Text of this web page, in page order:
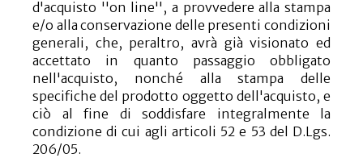
d'acquisto ''on line'', a provvedere alla stampa
e/o alla conservazione delle presenti condizioni
generali, che, peraltro, avrà già visionato ed
accettato in quanto passaggio obbligato
nell'acquisto, nonché alla stampa delle
specifiche del prodotto oggetto dell'acquisto, e
ciò al fine di soddisfare integralmente la
condizione di cui agli articoli 52 e 53 del D.Lgs.
206/05.